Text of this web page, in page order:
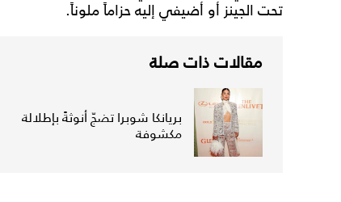
تحت الجينز أو أضيفي إليه حزاماً ملوناً.
مقالات ذات صلة
بريانكا شوبرا تضجّ أنوثةً بإطلالة
مكشوفة